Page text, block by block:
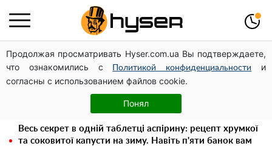
Продолжая просматривать Hyser.com.ua Вы подтверждаете,
что ознакомились с
Политикой конфиденциальности
и
согласны с использованием файлов cookie.
Понял
Дрони із націнкою: Олександр Конотопський вивів
мільйони оборонного бюджету через фіктивну фірму в
Естонії
Повністю гола Анна Трінчер блиснула "принадами":
таких розмірів ви ще не бачили
Весь секрет в одній таблетці аспірину: рецепт хрумкої
та соковитої капусти на зиму. Навіть п'яти банок вам